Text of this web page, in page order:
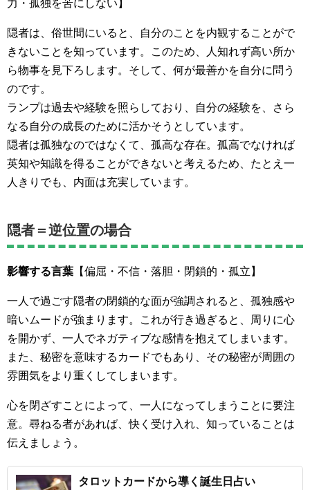
力・孤独を苦にしない】
隠者は、俗世間にいると、自分のことを内観することがで
きないことを知っています。このため、人知れず高い所か
ら物事を見下ろします。そして、何が最善かを自分に問う
のです。
ランプは過去や経験を照らしており、自分の経験を、さら
なる自分の成長のために活かそうとしています。
隠者は孤独なのではなくて、孤高な存在。孤高でなければ
英知や知識を得ることができないと考えるため、たとえ一
人きりでも、内面は充実しています。
隠者＝逆位置の場合
影響する言葉 【偏屈・不信・落胆・閉鎖的・孤立】
一人で過ごす隠者の閉鎖的な面が強調されると、孤独感や
暗いムードが強まります。これが行き過ぎると、周りに心
を開かず、一人でネガティブな感情を抱えてしまいます。
また、秘密を意味するカードでもあり、その秘密が周囲の
雰囲気をより重くしてしまいます。
心を閉ざすことによって、一人になってしまうことに要注
意。尋ねる者があれば、快く受け入れ、知っていることは
伝えましょう。
タロットカードから導く誕生日占い